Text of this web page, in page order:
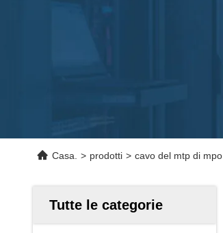
Casa. > prodotti > cavo del mtp di mpo
Tutte le categorie